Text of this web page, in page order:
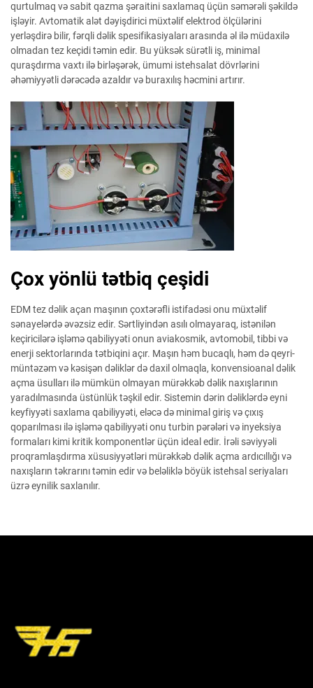
qurtulmaq və sabit qazma şəraitini saxlamaq üçün səmərəli şəkildə
işləyir. Avtomatik alət dəyişdirici müxtəlif elektrod ölçülərini
yerləşdirə bilir, fərqli dəlik spesifikasiyaları arasında əl ilə müdaxilə
olmadan tez keçidi təmin edir. Bu yüksək sürətli iş, minimal
quraşdırma vaxtı ilə birləşərək, ümumi istehsalat dövrlərini
əhəmiyyətli dərəcədə azaldır və buraxılış həcmini artırır.
Çox yönlü tətbiq çeşidi
EDM tez dəlik açan maşının çoxtərəfli istifadəsi onu müxtəlif
sənayelərdə əvəzsiz edir. Sərtliyindən asılı olmayaraq, istənilən
keçiricilərə işləmə qabiliyyəti onun aviakosmik, avtomobil, tibbi və
enerji sektorlarında tətbiqini açır. Maşın həm bucaqlı, həm də qeyri-
müntəzəm və kəsişən dəliklər də daxil olmaqla, konvensioanal dəlik
açma üsulları ilə mümkün olmayan mürəkkəb dəlik naxışlarının
yaradılmasında üstünlük təşkil edir. Sistemin dərin dəliklərdə eyni
keyfiyyəti saxlama qabiliyyəti, eləcə də minimal giriş və çıxış
qoparılması ilə işləmə qabiliyyəti onu turbin pərələri və inyeksiya
formaları kimi kritik komponentlər üçün ideal edir. İrəli səviyyəli
proqramlaşdırma xüsusiyyətləri mürəkkəb dəlik açma ardıcıllığı və
naxışların təkrarını təmin edir və beləliklə böyük istehsal seriyaları
üzrə eynilik saxlanılır.